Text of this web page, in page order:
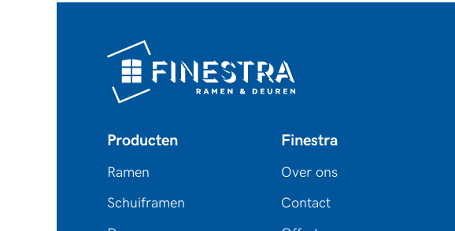
Producten
Ramen
Schuiframen
Finestra
Over ons
Contact